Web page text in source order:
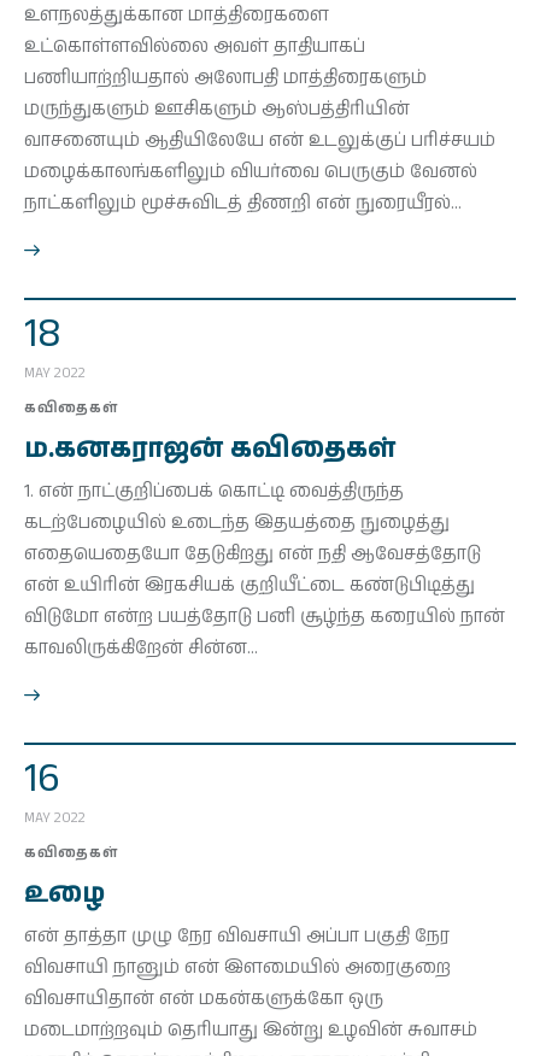
உளநலத்துக்கான மாத்திரைகளை
உட்கொள்ளவில்லை அவள் தாதியாகப்
பணியாற்றியதால் அலோபதி மாத்திரைகளும்
மருந்துகளும் ஊசிகளும் ஆஸ்பத்திரியின்
வாசனையும் ஆதியிலேயே என் உடலுக்குப் பரிச்சயம்
மழைக்காலங்களிலும் வியர்வை பெருகும் வேனல்
நாட்களிலும் மூச்சுவிடத் திணறி என் நுரையீரல்…
18
MAY 2022
கவிதைகள்
ம.கனகராஜன் கவிதைகள்
1. என் நாட்குறிப்பைக் கொட்டி வைத்திருந்த
கடற்பேழையில் உடைந்த இதயத்தை நுழைத்து
எதையெதையோ தேடுகிறது என் நதி ஆவேசத்தோடு
என் உயிரின் இரகசியக் குறியீட்டை கண்டுபிடித்து
விடுமோ என்ற பயத்தோடு பனி சூழ்ந்த கரையில் நான்
காவலிருக்கிறேன் சின்ன…
16
MAY 2022
கவிதைகள்
உழை
என் தாத்தா முழு நேர விவசாயி அப்பா பகுதி நேர
விவசாயி நானும் என் இளமையில் அரைகுறை
விவசாயிதான் என் மகன்களுக்கோ ஒரு
மடைமாற்றவும் தெரியாது இன்று உழவின் சுவாசம்